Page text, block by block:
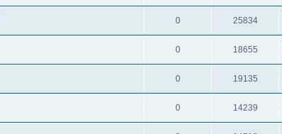
0 25834
0 18655
0 19135
0 14239